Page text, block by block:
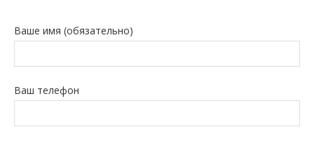
Ваше имя (обязательно)
Ваш телефон